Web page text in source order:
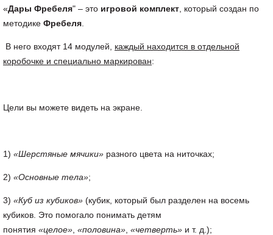
«Дары Фребеля" – это игровой комплект , который создан по
методике Фребеля
В него входят 14 модулей, каждый находится в отдельной
коробочке и специально маркирован:
Цели вы можете видеть на экране.
1) «Шерстяные мячики» разного цвета на ниточках;
2) «Основные тела»;
3) «Куб из кубиков» (кубик, который был разделен на восемь
кубиков. Это помогало понимать детям
понятия «целое» «половина» «четверть» и т. д.);